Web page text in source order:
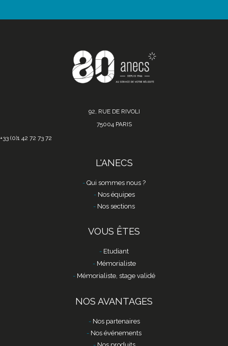
92, RUE DE RIVOLI
75004 PARIS
+33 (0)1 42 72 73 72
L'ANECS
Qui sommes nous ?
Nos équipes
Nos sections
VOUS ÊTES
Etudiant
Mémorialiste
Mémorialiste, stage validé
NOS AVANTAGES
Nos partenaires
Nos événements